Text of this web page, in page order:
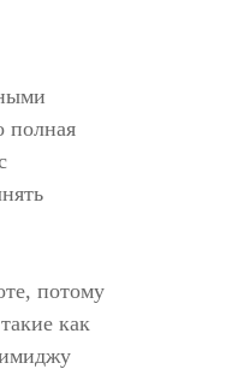
полная
потому
как
имиджу